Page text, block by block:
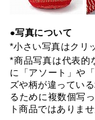
●写真について
*小さい写真はクリ
*商品写真は代表的
に「アソート」や
ズや柄が違ってい
るために複数個写
ト商品ではありませ